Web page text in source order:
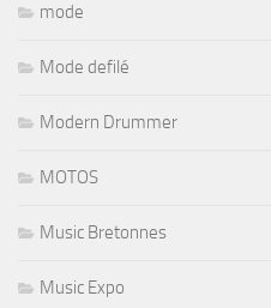
mode
Mode defilé
Modern Drummer
MOTOS
Music Bretonnes
Music Expo